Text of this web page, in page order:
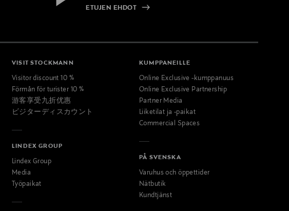
ETUJEN EHDOT
VISIT STOCKMANN
Visitor discount 10 %
Förmån för turister 10 %
游客享受九折优惠
ビジターディスカウント
LINDEX GROUP
Lindex Group
Media
Työpaikat
KUMPPANEILLE
Online Exclusive -kumppanuus
Online Exclusive Partnership
Partner Media
Liiketilat ja -paikat
Commercial Spaces
PÅ SVENSKA
Varuhus och öppettider
Nätbutik
Kundtjänst